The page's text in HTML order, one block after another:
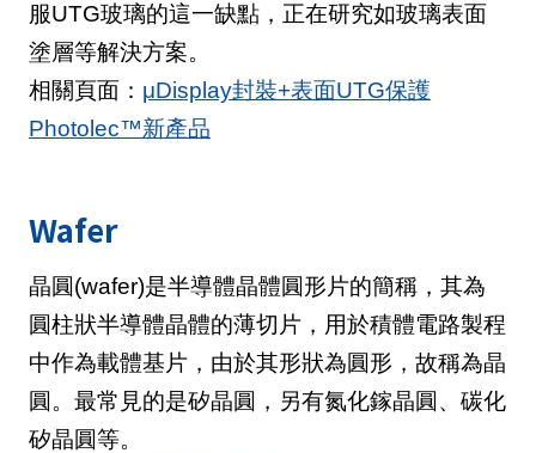
服UTG玻璃的這一缺點，正在研究如玻璃表面
塗層等解決方案。
相關頁面： μDisplay封裝+表面UTG保護
Photolec™新產品
Wafer
晶圓(wafer)是半導體晶體圓形片的簡稱，其為
圓柱狀半導體晶體的薄切片，用於積體電路製程
中作為載體基片，由於其形狀為圓形，故稱為晶
圓。最常見的是矽晶圓，另有氮化鎵晶圓、碳化
矽晶圓等。